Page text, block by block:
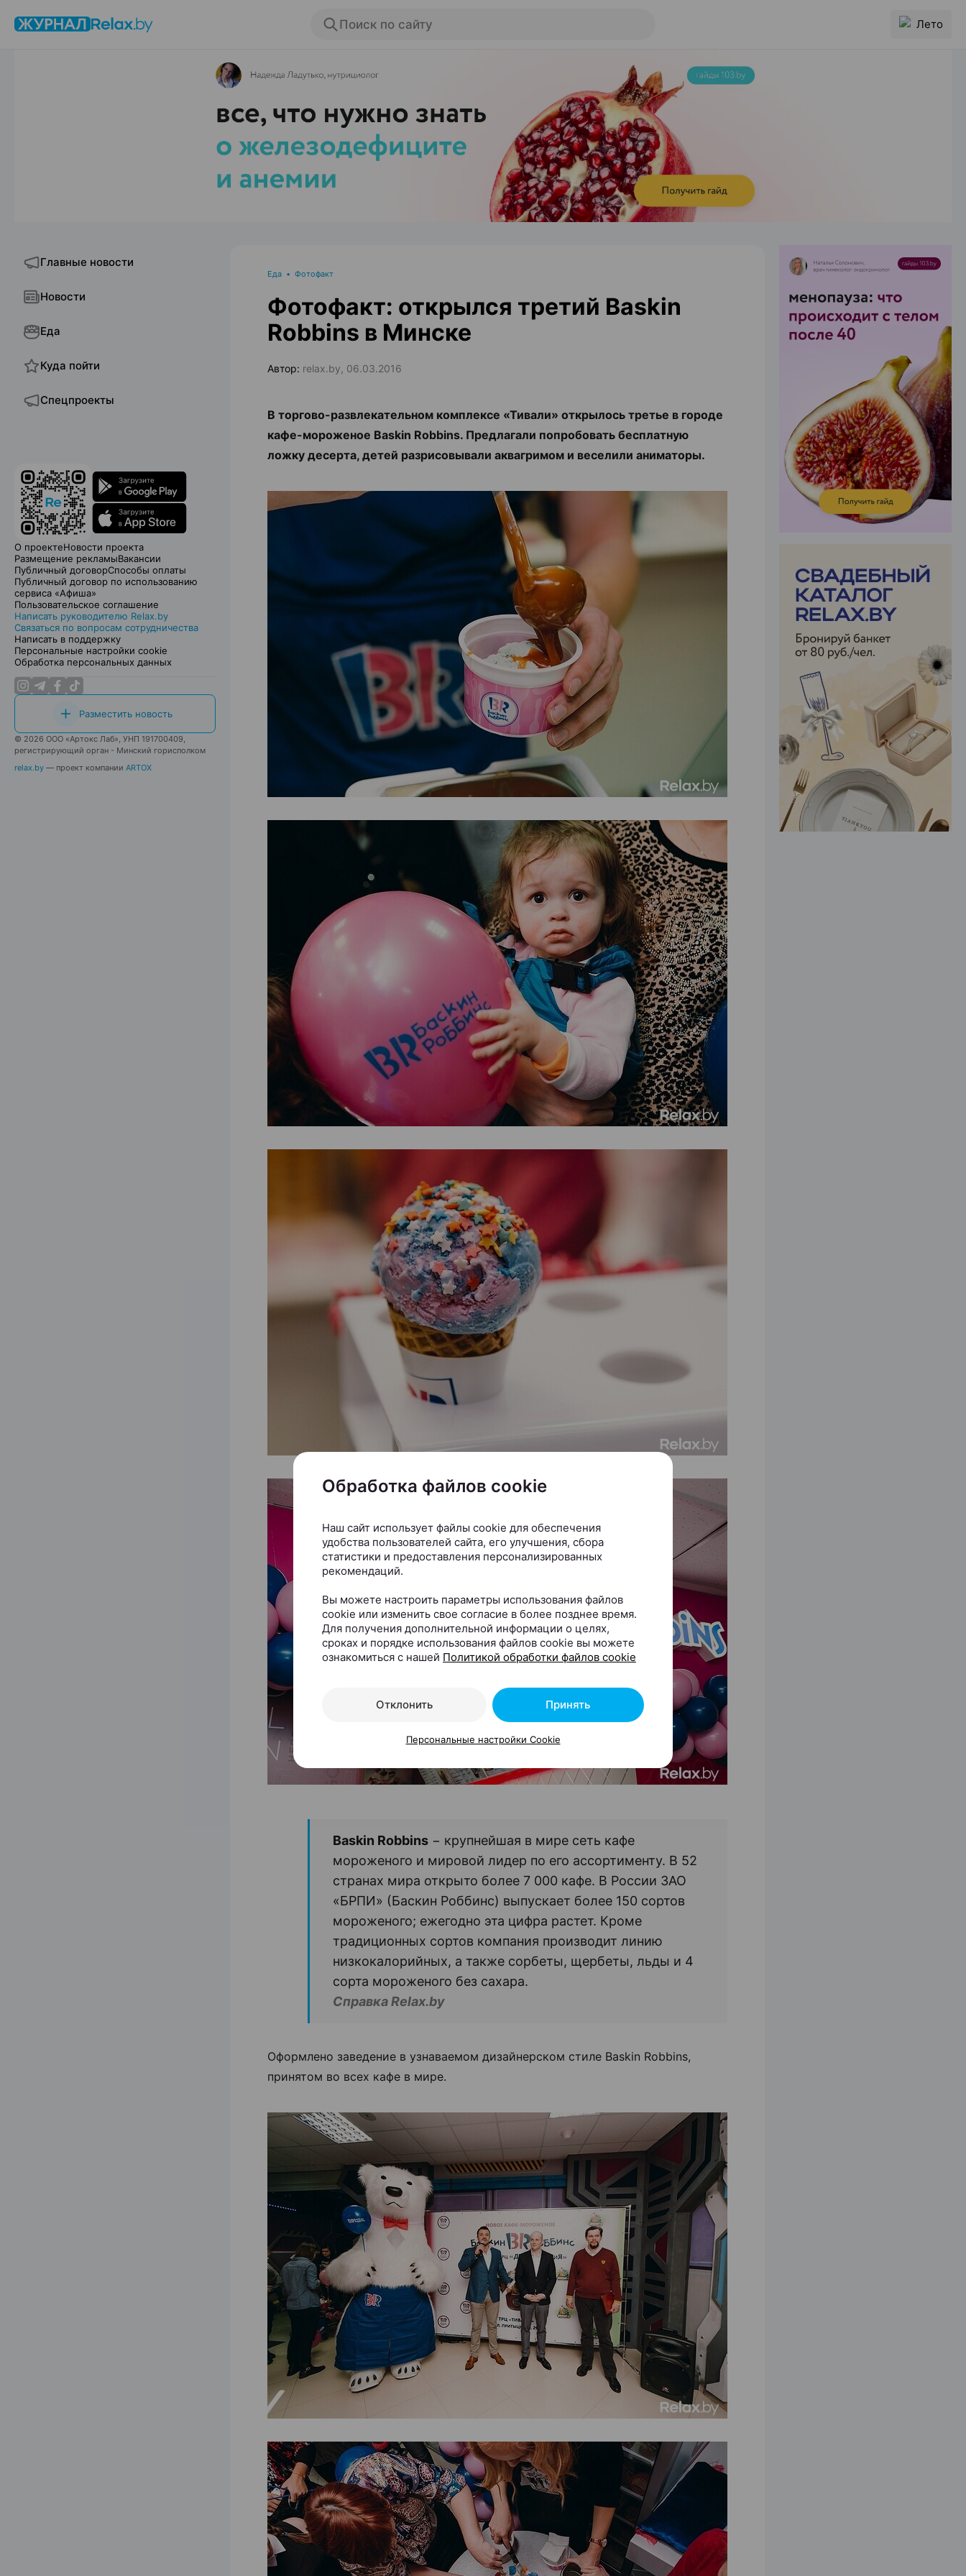
Поиск по сайту Лето
ЭФФЕКТИВНАЯ РЕКЛАМА НА САЙТЕ
Главные новости
Новости
Еда
Куда пойти
Спецпроекты
О проектеНовости проекта
Размещение рекламыВакансии
Публичный договорСпособы оплаты
Публичный договор по использованию
сервиса «Афиша»
Пользовательское соглашение
Написать руководителю Relax.by
Связаться по вопросам сотрудничества
Написать в поддержку
Персональные настройки cookie
Обработка персональных данных
Разместить новость
© 2026 ООО «Артокс Лаб», УНП 191700409,
регистрирующий орган - Минский горисполком
relax.by — проект компании ARTOX
Еда • Фотофакт
Фотофакт: открылся третий Baskin
Robbins в Минске
Автор: relax.by, 06.03.2016
В торгово-развлекательном комплексе «Тивали» открылось третье в городе
кафе-мороженое Baskin Robbins. Предлагали попробовать бесплатную
ложку десерта, детей разрисовывали аквагримом и веселили аниматоры.
Baskin Robbins − крупнейшая в мире сеть кафе
мороженого и мировой лидер по его ассортименту. В 52
странах мира открыто более 7 000 кафе. В России ЗАО
«БРПИ» (Баскин Роббинс) выпускает более 150 сортов
мороженого; ежегодно эта цифра растет. Кроме
традиционных сортов компания производит линию
низкокалорийных, а также сорбеты, щербеты, льды и 4
сорта мороженого без сахара.
Справка Relax.by
Оформлено заведение в узнаваемом дизайнерском стиле Baskin Robbins,
принятом во всех кафе в мире.
ЭФФЕКТИВНАЯ РЕКЛАМА НА САЙТЕ
ЭФФЕКТИВНАЯ РЕКЛАМА НА САЙТЕ
Обработка файлов cookie
Наш сайт использует файлы cookie для обеспечения
удобства пользователей сайта, его улучшения, сбора
статистики и предоставления персонализированных
рекомендаций.
Вы можете настроить параметры использования файлов
cookie или изменить свое согласие в более позднее время.
Для получения дополнительной информации о целях,
сроках и порядке использования файлов cookie вы можете
ознакомиться с нашей Политикой обработки файлов cookie
Отклонить Принять
Персональные настройки Cookie